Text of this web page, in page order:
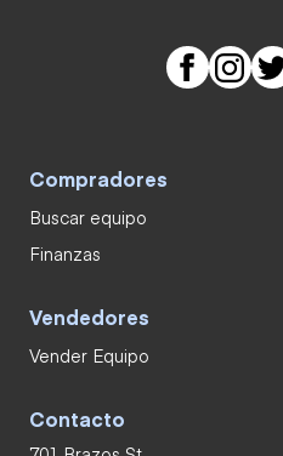
Compradores
Buscar equipo
Finanzas
Vendedores
Vender Equipo
Contacto